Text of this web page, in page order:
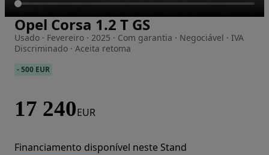
Imagem 1 de 15
Opel Corsa 1.2 T GS
Usado · Fevereiro · 2025 · Com garantia · Negociável · IVA
Discriminado · Aceita retoma
-500 EUR
17 240EUR
Financiamento disponível neste Stand